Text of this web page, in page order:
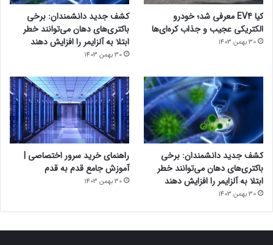
کیا EV4 معرفی شد؛ خودرو
الکتریکی عجیب و جذاب کره‌ای‌ها
30 بهمن 1403
کشف جدید دانشمندان: برخی
باکتری‌های دهان می‌توانند خطر
ابتلا به آلزایمر را افزایش دهند
30 بهمن 1403
کشف جدید دانشمندان: برخی
باکتری‌های دهان می‌توانند خطر
ابتلا به آلزایمر را افزایش دهند
30 بهمن 1403
راهنمای خرید سرور اختصاصی |
آموزش جامع قدم به قدم
30 بهمن 1403